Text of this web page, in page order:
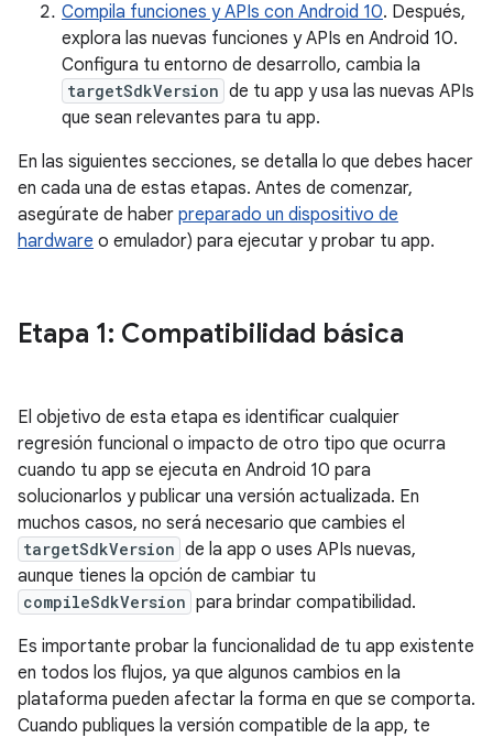
Compila funciones y APIs con Android 10. Después,
explora las nuevas funciones y APIs en Android 10.
Configura tu entorno de desarrollo, cambia la
targetSdkVersion de tu app y usa las nuevas APIs
que sean relevantes para tu app.
En las siguientes secciones, se detalla lo que debes hacer
en cada una de estas etapas. Antes de comenzar,
asegúrate de haber preparado un dispositivo de
hardware o emulador) para ejecutar y probar tu app.
Etapa 1: Compatibilidad básica
El objetivo de esta etapa es identificar cualquier
regresión funcional o impacto de otro tipo que ocurra
cuando tu app se ejecuta en Android 10 para
solucionarlos y publicar una versión actualizada. En
muchos casos, no será necesario que cambies el
targetSdkVersion de la app o uses APIs nuevas,
aunque tienes la opción de cambiar tu
compileSdkVersion para brindar compatibilidad.
Es importante probar la funcionalidad de tu app existente
en todos los flujos, ya que algunos cambios en la
plataforma pueden afectar la forma en que se comporta.
Cuando publiques la versión compatible de la app, te